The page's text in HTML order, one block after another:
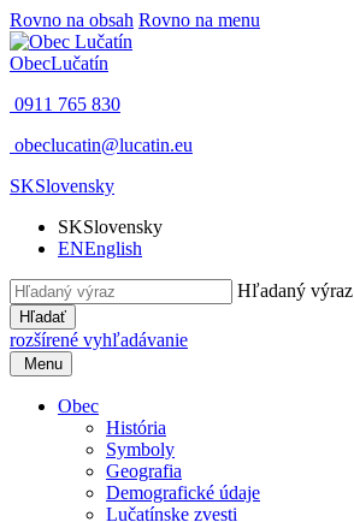
Rovno na obsah Rovno na menu
ObecLučatín
0911 765 830
obeclucatin@lucatin.eu
SKSlovensky
SKSlovensky
ENEnglish
Hľadaný výraz
Hľadať
rozšírené vyhľadávanie
Menu
Obec
História
Symboly
Geografia
Demografické údaje
Lučatínske zvesti